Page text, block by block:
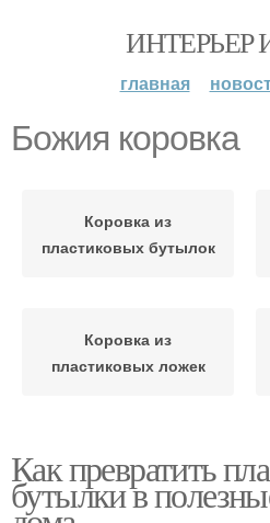
ИНТЕРЬЕР
главная
Божия коровка
Коровка из
пластиковых бутылок
Коровка из
пластиковых ложек
Как превратить
бутылки в